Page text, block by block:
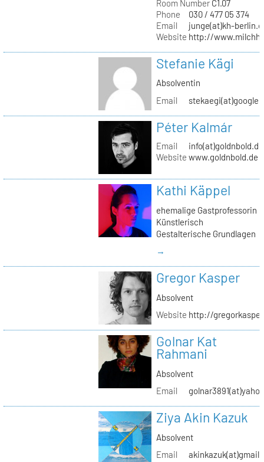
Room NumberC1.07
Phone
030 / 477 05 374
Email
junge(at)kh-
Website http://
Stefanie Kägi
Absolventin
Email
Péter Kalmár
Email
info(at)goldnbold.de
Website www.goldnbold.de
Kathi Käppel
ehemalige Gastprofessorin
Künstlerisch
Gestalterische Grundlagen
→
Gregor Kasper
Absolvent
Website http://
Golnar Kat
Rahmani
Absolvent
Email
Ziya Akin Kazuk
Absolvent
Email